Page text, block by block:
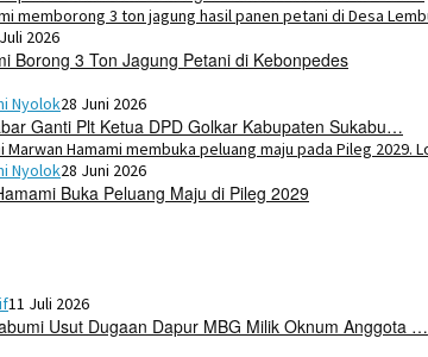
2026
Borong 3 Ton Jagung Petani di Kebonpedes
Nyolok28 Juni 2026
Ganti Plt Ketua DPD Golkar Kabupaten Sukabu…
Nyolok28 Juni 2026
Buka Peluang Maju di Pileg 2029
11 Juli 2026
Usut Dugaan Dapur MBG Milik Oknum Anggota …